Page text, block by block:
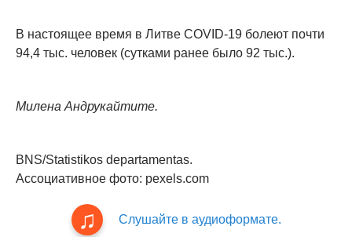
В настоящее время в Литве COVID-19 болеют почти
94,4 тыс. человек (сутками ранее было 92 тыс.).
Милена Андрукайтите.
BNS/Statistikos departamentas.
Ассоциативное фото: pexels.com
Слушайте в аудиоформате.